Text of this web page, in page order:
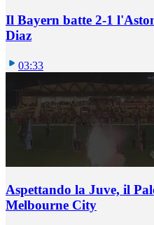
Il Bayern batte 2-1
Diaz
03:33
Aspettando la Juve, il
Melbourne City